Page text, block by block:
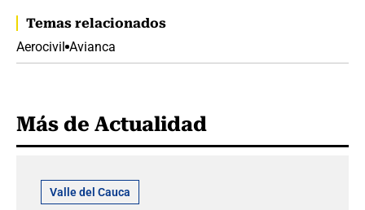
Temas relacionados
Aerocivil Avianca
Más de Actualidad
Valle del Cauca